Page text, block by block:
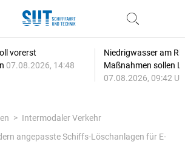
vorerst
07.08.2026, 14:48
Niedrigwasser am
Maßnahmen sollen
07.08.2026, 09:42
Intermodaler Verkehr
angepasste Schiffs-Löschanlagen für E-